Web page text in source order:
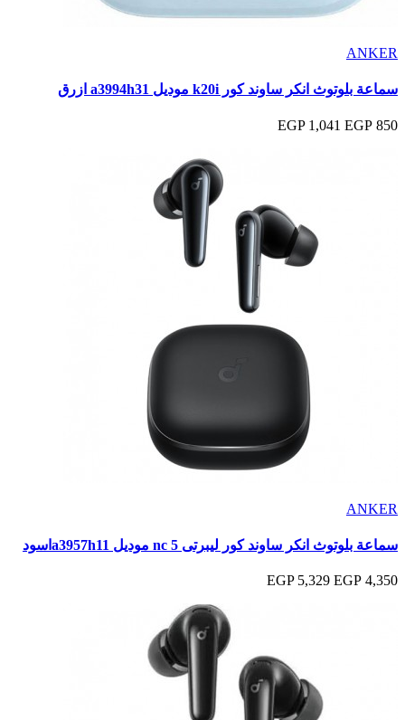
ANKER
سماعة بلوتوث انكر ساوند كور k20i موديل a3994h31 ازرق
850 EGP
1,041 EGP
ANKER
سماعة بلوتوث انكر ساوند كور ليبرتى 5 nc موديل a3957h11اسود
4,350 EGP
5,329 EGP